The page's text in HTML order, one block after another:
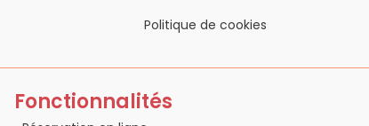
Politique de cookies
Fonctionnalités